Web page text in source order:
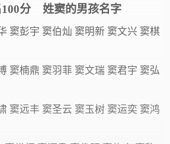
100分 姓窦的男孩名字
窦彭宇 窦伯灿 窦明新 窦文兴 窦棋
窦楠鼎 窦羽菲 窦文瑞 窦君宇 窦弘
窦远丰 窦圣云 窦玉树 窦运奕 窦鸿